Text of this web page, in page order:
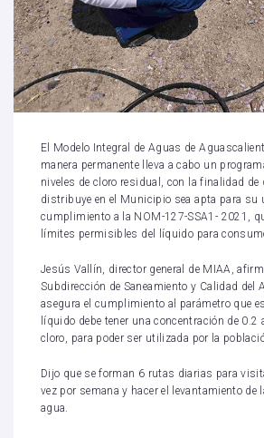
El Modelo Integral de Aguas de
manera permanente lleva a cabo un
niveles de cloro residual, con la finalidad de
distribuye en el Municipio sea apta para su
cumplimiento a la NOM-127-SSA1- 2021,
límites permisibles del líquido para
Jesús Vallín, director general de MIAA,
Subdirección de Saneamiento y Calidad del
asegura el cumplimiento al parámetro que
líquido debe tener una concentración de 0.2
cloro, para poder ser utilizada por la
Dijo que se forman 6 rutas diarias para
vez por semana y hacer el levantamiento de
agua.